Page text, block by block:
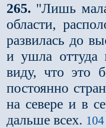
265. "Лишь
области,
развилась до
и ушла
виду, что это
постоянно
на севере и в
дальше всех.